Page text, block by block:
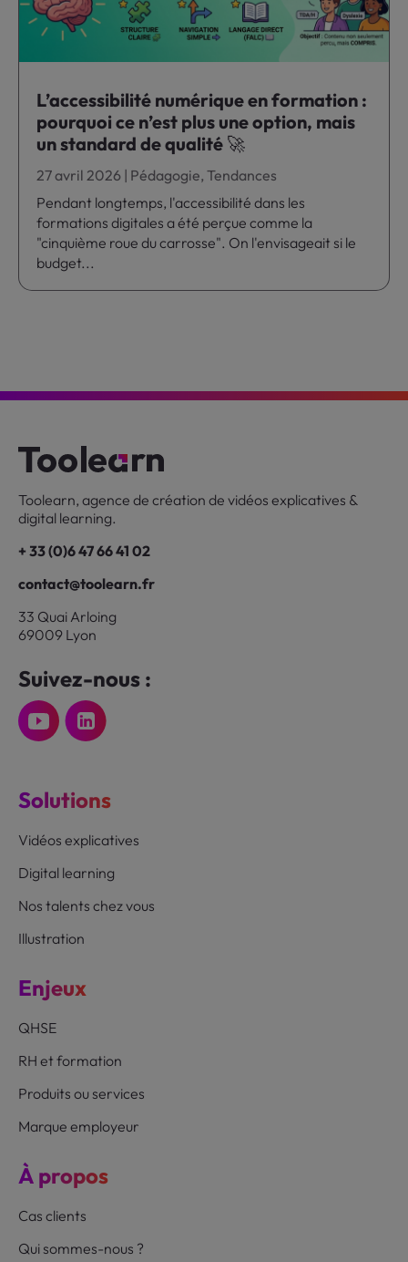
L’accessibilité numérique en formation :
pourquoi ce n’est plus une option, mais
un standard de qualité 🚀
27 avril 2026 | Pédagogie,Tendances
Pendant longtemps, l'accessibilité dans les
formations digitales a été perçue comme la
"cinquième roue du carrosse". On l'envisageait si le
budget...
Toolearn, agence de création de vidéos explicatives &
digital learning.
+ 33 (0)6 47 66 41 02
contact@toolearn.fr
33 Quai Arloing
69009 Lyon
Suivez-nous :
Solutions
Vidéos explicatives
Digital learning
Nos talents chez vous
Illustration
Enjeux
QHSE
RH et formation
Produits ou services
Marque employeur
À propos
Cas clients
Qui sommes-nous ?